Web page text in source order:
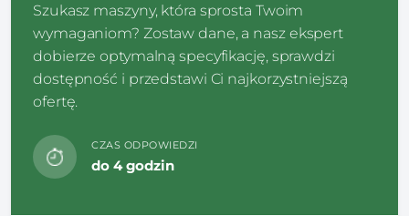
Szukasz maszyny, która sprosta Twoim
wymaganiom? Zostaw dane, a nasz ekspert
dobierze optymalną specyfikację, sprawdzi
dostępność i przedstawi Ci najkorzystniejszą
ofertę.
CZAS ODPOWIEDZI
do 4 godzin